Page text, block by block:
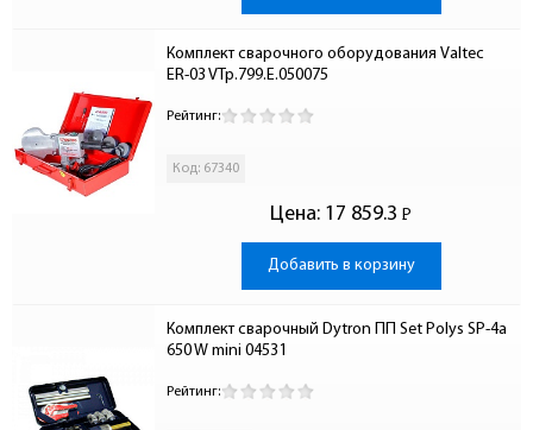
Комплект сварочного оборудования Valtec
ER-03 VTp.799.E.050075
Рейтинг:
Код: 67340
Цена: 17 859.3 Р
-
Добавить в корзину
Комплект сварочный Dytron ПП Set Polys SP-4a
650 W mini 04531
Рейтинг: